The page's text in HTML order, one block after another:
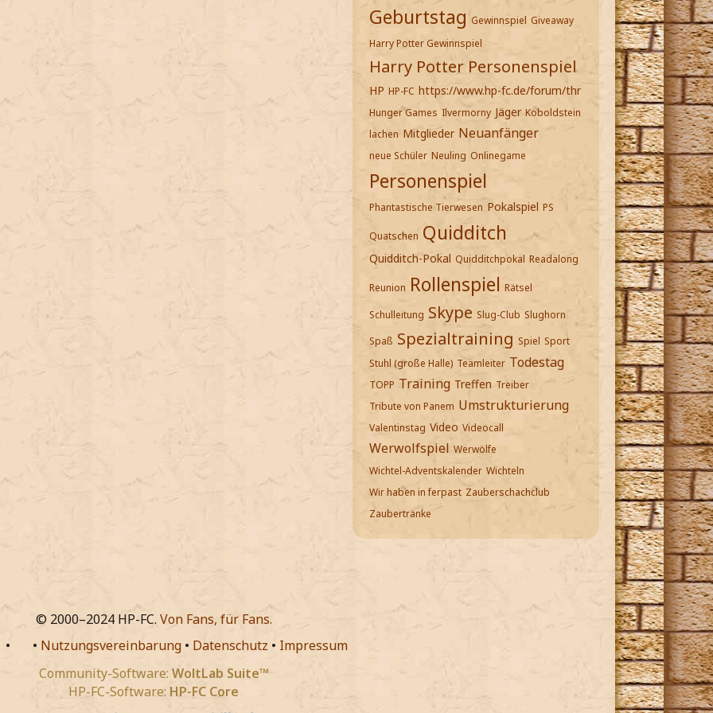
Geburtstag Gewinnspiel Giveaway
Harry Potter Gewinnspiel
Harry Potter Personenspiel
HP HP-FC https://www.hp-fc.de/forum/thr
Hunger Games Ilvermorny Jäger Koboldstein
lachen Mitglieder Neuanfänger
neue Schüler Neuling Onlinegame
Personenspiel
Phantastische Tierwesen Pokalspiel PS
Quatschen Quidditch
Quidditch-Pokal Quidditchpokal Readalong
Reunion Rollenspiel Rätsel
Schulleitung Skype Slug-Club Slughorn
Spaß Spezialtraining Spiel Sport
Stuhl (große Halle) Teamleiter Todestag
TOPP Training Treffen Treiber
Tribute von Panem Umstrukturierung
Valentinstag Video Videocall
Werwolfspiel Werwölfe
Wichtel-Adventskalender Wichteln
Wir haben in ferpast Zauberschachclub
Zaubertränke
© 2000–2024 HP-FC. Von Fans, für Fans.
•
• Nutzungsvereinbarung • Datenschutz • Impressum
Community-Software: WoltLab Suite™
HP-FC-Software: HP-FC Core